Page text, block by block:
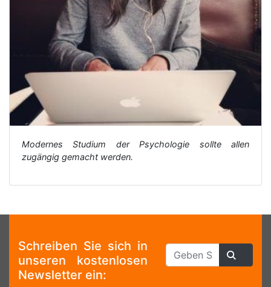
Modernes Studium der Psychologie sollte allen
zugängig gemacht werden.
Schreiben Sie sich in
unseren kostenlosen
Newsletter ein: